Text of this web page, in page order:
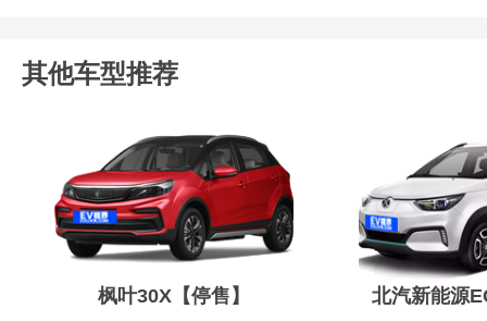
其他车型推荐
枫叶30X【停售】
北汽新能源